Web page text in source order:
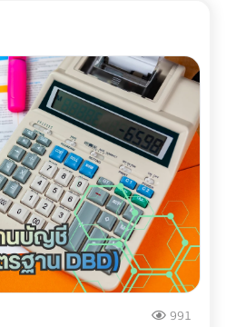
ข้าระบบอย่างถูกต้อง 100% 3.
(ที่ปรึกษาทางการเงินส่วนตัว)
ไม่ได้จบแค่การปิดงบ แต่คนเก่งๆ
งแผนกลยุทธ์ ไม่ว่าจะเป็นการหา
ษีอย่างถูกต้อง การประเมินผลกระ
Tax) ไปจนถึงการจัดทำงบการเงิน
าเพื่อ
อหา "ความย้อนแย้งของ Data"
ละเอกสารทางภาษีของคุณ
ของสรรพากรก็ไม่ใช่เรื่องที่น่า
ม่พลาดเรื่องภาษี!
991